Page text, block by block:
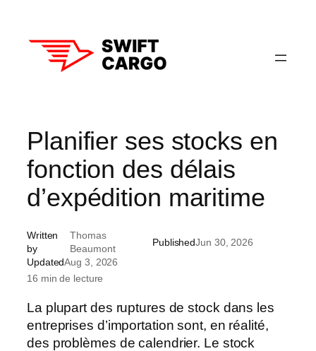
content
Planifier ses stocks en
fonction des délais
d’expédition maritime
Written
by
Thomas
Beaumont
PublishedJun 30, 2026
UpdatedAug 3, 2026
16 min de lecture
La plupart des ruptures de stock dans les
entreprises d’importation sont, en réalité,
des problèmes de calendrier. Le stock